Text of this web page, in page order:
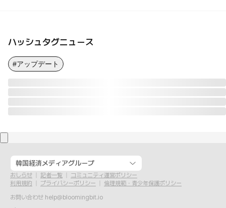
ハッシュタグニュース
#アップデート
韓国経済メディアグループ
おしらせ 記者一覧
コミュニティ運営ポリシー
利用規約
プライバシーポリシー
倫理規範・青少年保護ポリシー
お問い合わせ help@bloomingbit.io